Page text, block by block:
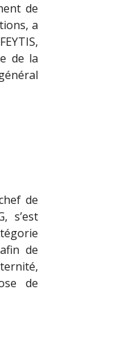
de
a
de la
de
s’est
de
de